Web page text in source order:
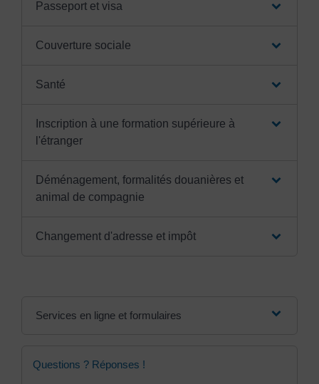
Passeport et visa
Couverture sociale
Santé
Inscription à une formation supérieure à
l'étranger
Déménagement, formalités douanières et
animal de compagnie
Changement d'adresse et impôt
Services en ligne et formulaires
Questions ? Réponses !